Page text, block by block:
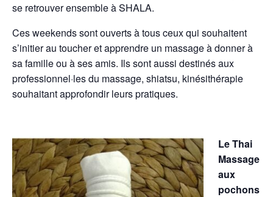
se retrouver ensemble à SHALA.
Ces weekends sont ouverts à tous ceux qui souhaitent
s’initier au toucher et apprendre un massage à donner à
sa famille ou à ses amis. Ils sont aussi destinés aux
professionnel·les du massage, shiatsu, kinésithérapie
souhaitant approfondir leurs pratiques.
Le Thai
Massage
aux
pochons